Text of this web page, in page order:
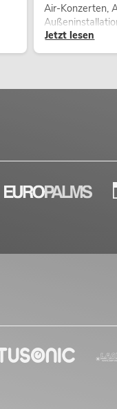
Air-Konzerten,
Jetzt lesen